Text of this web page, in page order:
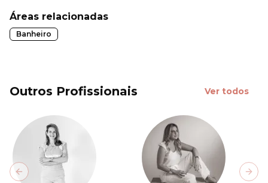
Áreas relacionadas
Banheiro
Outros Profissionais Ver todos
Previous slide